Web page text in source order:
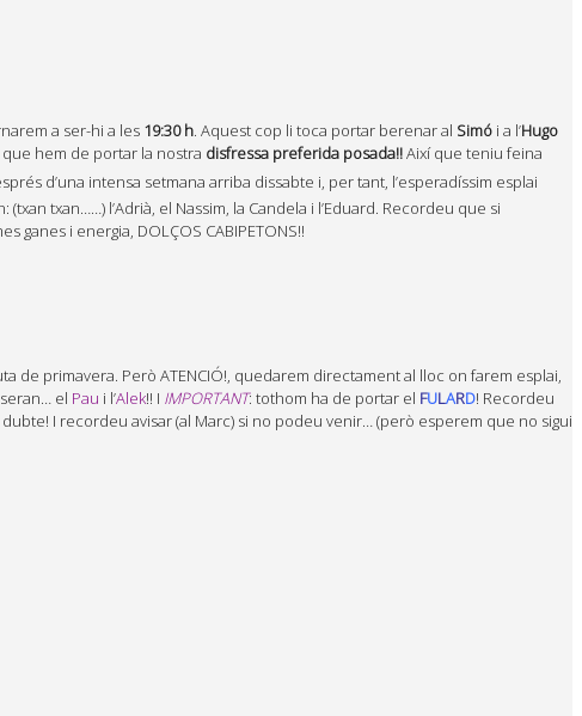
a ser-hi a les 19:30 h. Aquest cop li toca portar berenar al Simó i a l’Hugo
hem de portar la nostra disfressa preferida posada!!Així que teniu feina
d’una intensa setmana arriba dissabte i, per tant, l’esperadíssim esplai
(txan txan……) l’Adrià, el Nassim, la Candela i l’Eduard. Recordeu que si
ganes i energia, DOLÇOS CABIPETONS!!
de primavera. Però ATENCIÓ!, quedarem directament al lloc on farem esplai,
el Pau i l’Alek!! I IMPORTANT: tothom ha de portar el FULARD! Recordeu
I recordeu avisar (al Marc) si no podeu venir… (però esperem que no sigui